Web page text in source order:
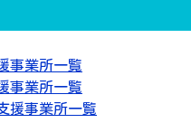
事業所一覧
事業所一覧
援事業所一覧